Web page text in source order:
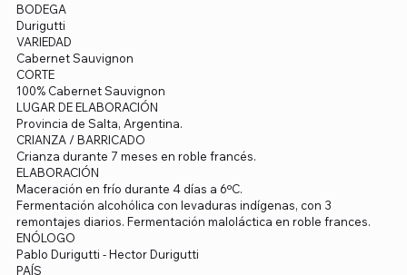
BODEGA
Durigutti
VARIEDAD
Cabernet Sauvignon
CORTE
100% Cabernet Sauvignon
LUGAR DE ELABORACIÓN
Provincia de Salta, Argentina.
CRIANZA / BARRICADO
Crianza durante 7 meses en roble francés.
ELABORACIÓN
Maceración en frío durante 4 días a 6ºC.
Fermentación alcohólica con levaduras indígenas, con 3
remontajes diarios. Fermentación maloláctica en roble frances.
ENÓLOGO
Pablo Durigutti - Hector Durigutti
PAÍS